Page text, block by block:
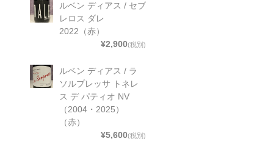
ルベン ディアス / セブ
レロス ダレ
2022（赤）
¥2,900(税別)
ルベン ディアス / ラ
ソルプレッサ トネレ
ス デ パティオ NV
（2004・2025）
（赤）
¥5,600(税別)